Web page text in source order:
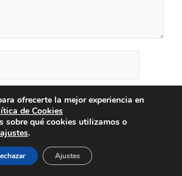
correo electrónico y web
ofrecerte la mejor experiencia en
de Cookies
sobre qué cookies utilizamos o
ajustes.
Ajustes